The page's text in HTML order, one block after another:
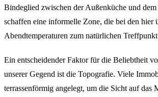
Bindeglied zwischen der Außenküche und
schaffen eine informelle Zone, die bei den hier
Abendtemperaturen zum natürlichen
Ein entscheidender Faktor für die Beliebtheit
unserer Gegend ist die Topografie. Viele
terrassenförmig angelegt, um die Sicht auf das